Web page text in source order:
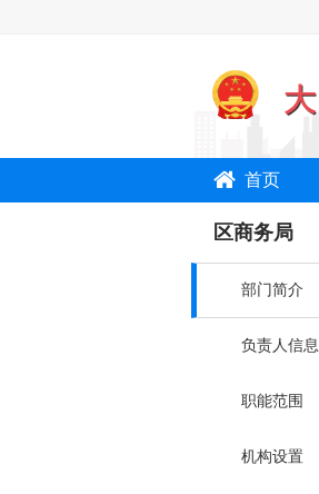
首页
区商务局
部门简介
负责人信息
职能范围
机构设置